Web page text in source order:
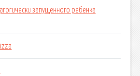
запущенного ребенка